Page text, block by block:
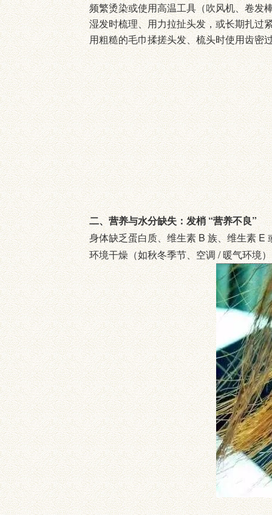
频繁烫染或使用高温工具（吹风机、卷发
湿发时梳理、用力拉扯头发，或长期扎过
用粗糙的毛巾揉搓头发、梳头时使用齿密
二、营养与水分缺失：发梢 “营养不良”
身体缺乏蛋白质、维生素 B 族、维生素
环境干燥（如秋冬季节、空调 / 暖气环境